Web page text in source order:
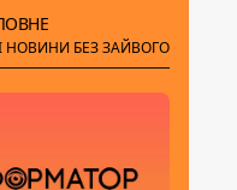
НОВИНИ БЕЗ ЗАЙВОГО